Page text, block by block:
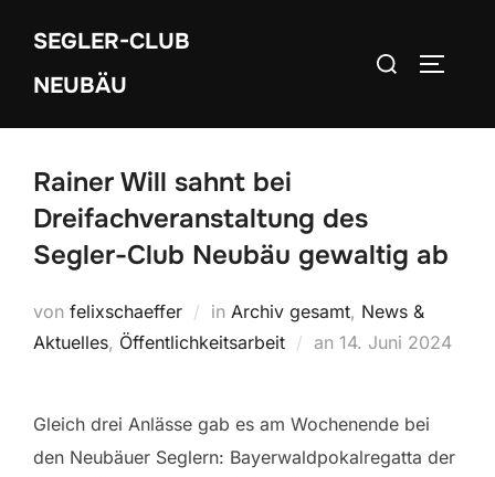
Inhalt
springen
SEGLER-CLUB
NEUBÄU
Suchen
Rainer Will sahnt bei
Dreifachveranstaltung des
Segler-Club Neubäu gewaltig ab
von felixschaeffer in Archiv gesamt, News &
Aktuelles, Öffentlichkeitsarbeit an Veröffentlicht
14. Juni 2024
Gleich drei Anlässe gab es am Wochenende bei
den Neubäuer Seglern: Bayerwaldpokalregatta der